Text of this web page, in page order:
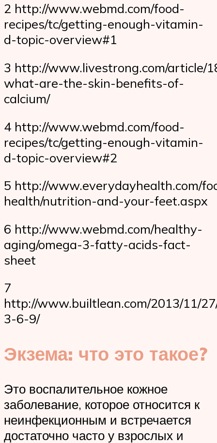
2 http://www.webmd.com/food-
recipes/tc/getting-enough-vitamin-
d-topic-overview#1
3 http://www.livestrong.com/article/
what-are-the-skin-benefits-of-
calcium/
4 http://www.webmd.com/food-
recipes/tc/getting-enough-vitamin-
d-topic-overview#2
5 http://www.everydayhealth.com/
health/nutrition-and-your-feet.aspx
6 http://www.webmd.com/healthy-
aging/omega-3-fatty-acids-fact-
sheet
7
http://www.builtlean.com/2013/11/
3-6-9/
Экзема: что это такое?
Это воспалительное кожное
заболевание, которое относится к
неинфекционным и встречается
достаточно часто у взрослых и